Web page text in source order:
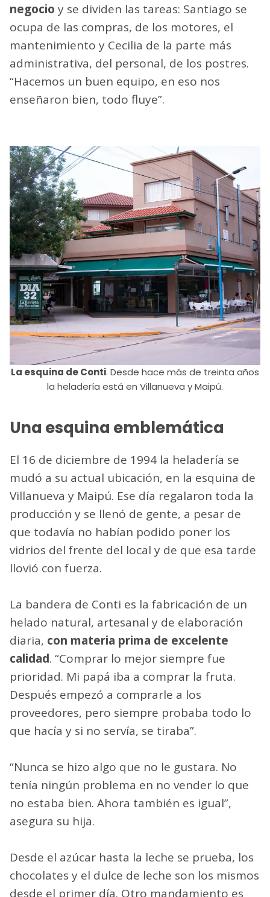
negocio y se dividen las tareas: Santiago se
ocupa de las compras, de los motores, el
mantenimiento y Cecilia de la parte más
administrativa, del personal, de los postres.
“Hacemos un buen equipo, en eso nos
enseñaron bien, todo fluye”.
La esquina de Conti. Desde hace más de treinta años
la heladería está en Villanueva y Maipú.
Una esquina emblemática
El 16 de diciembre de 1994 la heladería se
mudó a su actual ubicación, en la esquina de
Villanueva y Maipú. Ese día regalaron toda la
producción y se llenó de gente, a pesar de
que todavía no habían podido poner los
vidrios del frente del local y de que esa tarde
llovió con fuerza.
La bandera de Conti es la fabricación de un
helado natural, artesanal y de elaboración
diaria, con materia prima de excelente
calidad. “Comprar lo mejor siempre fue
prioridad. Mi papá iba a comprar la fruta.
Después empezó a comprarle a los
proveedores, pero siempre probaba todo lo
que hacía y si no servía, se tiraba”.
“Nunca se hizo algo que no le gustara. No
tenía ningún problema en no vender lo que
no estaba bien. Ahora también es igual”,
asegura su hija.
Desde el azúcar hasta la leche se prueba, los
chocolates y el dulce de leche son los mismos
desde el primer día. Otro mandamiento es